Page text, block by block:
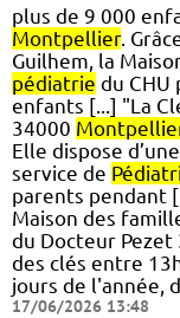
plus de 9 000
Montpellier.
Guilhem, la
pédiatrie du CHU
enfants [...] "La
34000
Elle dispose
service de
parents pendant
Maison des
du Docteur Pezet
des clés entre
jours de l'année,
17/06/2026 13:48